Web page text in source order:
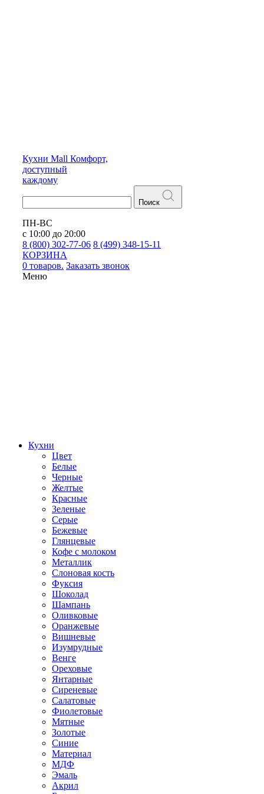
Кухни Mall Комфорт,
доступный
каждому
Поиск
ПН-ВС
с 10:00 до 20:00
8 (800) 302-77-06 8 (499) 348-15-11
КОРЗИНА
0 товаров. Заказать звонок
Меню
Кухни
Цвет
Белые
Черные
Желтые
Красные
Зеленые
Серые
Бежевые
Глянцевые
Кофе с молоком
Металлик
Слоновая кость
Фуксия
Шоколад
Шампань
Оливковые
Оранжевые
Вишневые
Изумрудные
Венге
Ореховые
Янтарные
Сиреневые
Салатовые
Фиолетовые
Мятные
Золотые
Синие
Материал
МДФ
Эмаль
Акрил